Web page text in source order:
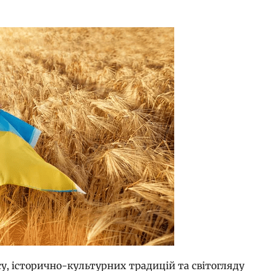
історично-культурних традицій та світогляду